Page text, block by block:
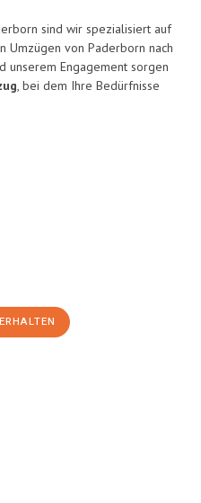
sind wir spezialisiert auf
Umzügen von Paderborn nach
unserem Engagement sorgen
, bei dem Ihre Bedürfnisse